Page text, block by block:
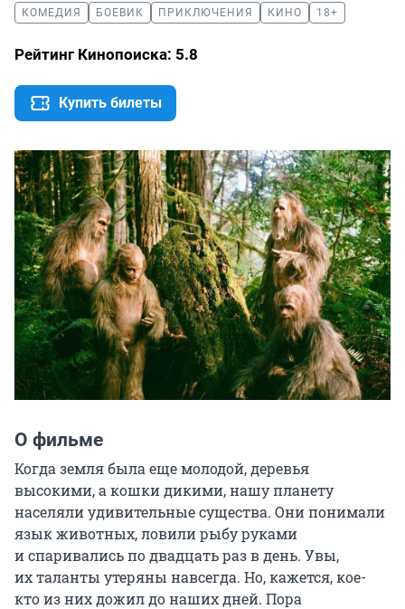
КОМЕДИЯ БОЕВИК ПРИКЛЮЧЕНИЯ КИНО 18+
Рейтинг Кинопоиска: 5.8
Купить билеты
О фильме
Когда земля была еще молодой, деревья
высокими, а кошки дикими, нашу планету
населяли удивительные существа. Они понимали
язык животных, ловили рыбу руками
и спаривались по двадцать раз в день. Увы,
их таланты утеряны навсегда. Но, кажется, кое-
кто из них дожил до наших дней. Пора